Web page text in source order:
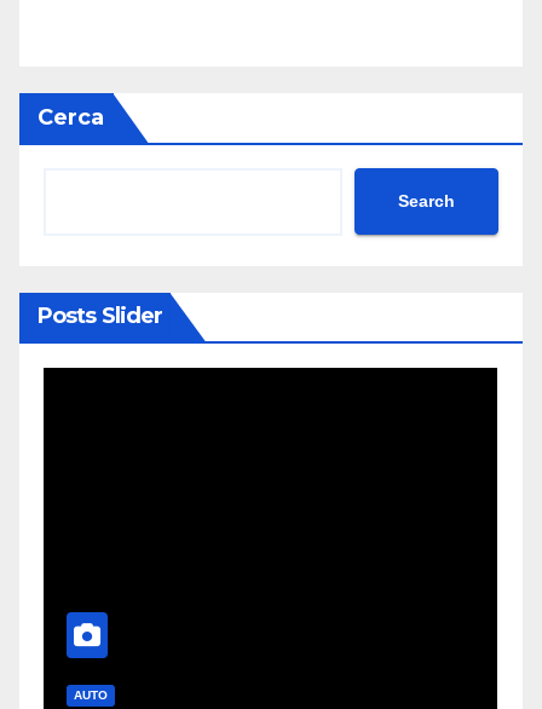
Cerca
Search
Posts Slider
AUTO